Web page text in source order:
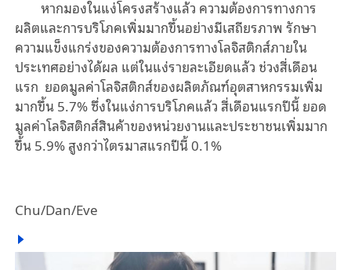
หากมองในแง่โครงสร้างแล้ว ความต้องการทางการ
ผลิตและการบริโภคเพิ่มมากขึ้นอย่างมีเสถียรภาพ รักษา
ความแข็งแกร่งของความต้องการทางโลจิสติกส์ภายใน
ประเทศอย่างได้ผล แต่ในแง่รายละเอียดแล้ว ช่วงสี่เดือน
แรก ยอดมูลค่าโลจิสติกส์ของผลิตภัณฑ์อุตสาหกรรมเพิ่ม
มากขึ้น5.7%ซึ่งในแง่การบริโภคแล้ว สี่เดือนแรกปีนี้ยอด
มูลค่าโลจิสติกส์สินค้าของหน่วยงานและประชาชนเพิ่มมาก
ขึ้น5.9%สูงกว่าไตรมาสแรกปีนี้0.1%
Chu/Dan/Eve